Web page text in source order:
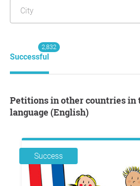
Successful
2,832
Petitions in other countries in the national
language (English)
Success